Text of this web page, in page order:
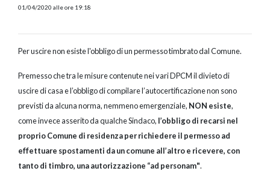
01/04/2020 alle ore 19:18
Per uscire non esiste l'obbligo di un permesso timbrato dal Comune.
Premesso che tra le misure contenute nei vari DPCM il divieto di
uscire di casa e l’obbligo di compilare l’autocertificazione non sono
previsti da alcuna norma, nemmeno emergenziale, NON esiste,
come invece asserito da qualche Sindaco, l’obbligo di recarsi nel
proprio Comune di residenza per richiedere il permesso ad
effettuare spostamenti da un comune all’altro e ricevere, con
tanto di timbro, una autorizzazione “ad personam".